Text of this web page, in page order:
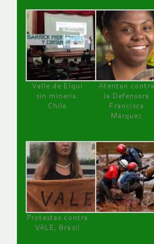
Valle de Elqui
sin minería.
Chile
Atentan contra
la Defensora
Francisca
Márquez
Protestas contra
VALE, Brasil